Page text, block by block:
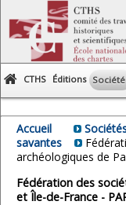
CTHS Éditions
Accueil
savantes
archéologiques de
Fédération des
et Île-de-France -